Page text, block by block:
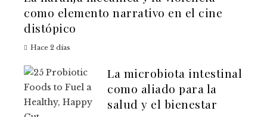
como elemento narrativo en el cine
distópico
Hace 2 días
La microbiota intestinal
como aliado para la
salud y el bienestar